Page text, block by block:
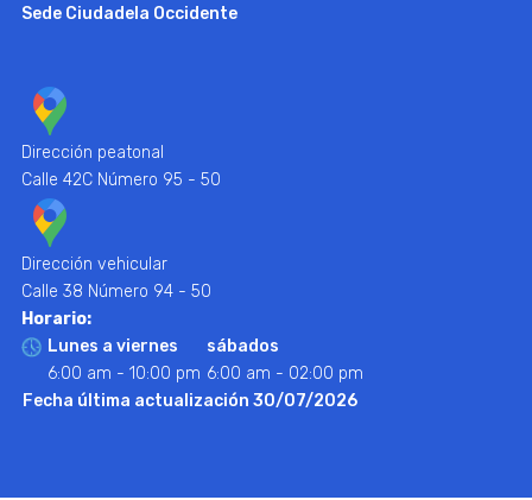
Sede Ciudadela Occidente
Dirección peatonal
Calle 42C Número 95 - 50
Dirección vehicular
Calle 38 Número 94 - 50
Horario:
Lunes a viernes
6:00 am - 10:00 pm
sábados
6:00 am - 02:00 pm
Fecha última actualización 30/07/2026